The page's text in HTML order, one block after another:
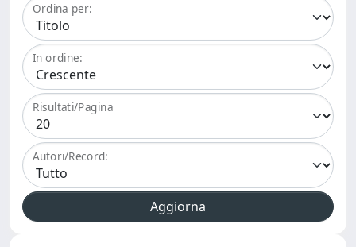
Ordina per:
In ordine:
Risultati/Pagina
Autori/Record: